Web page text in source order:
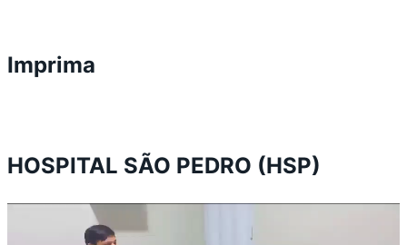
Imprima
HOSPITAL SÃO PEDRO (HSP)